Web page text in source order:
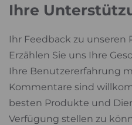
Ihre
Ihr Feedback zu
Erzählen Sie uns Ihre
Ihre Benutzererfahrung
Kommentare sind
besten Produkte und
Verfügung stellen zu